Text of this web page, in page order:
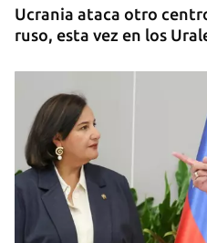
Ucrania ataca otro
ruso, esta vez en los